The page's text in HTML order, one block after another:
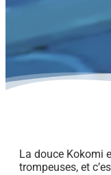
La douce Kokomi
trompeuses, et